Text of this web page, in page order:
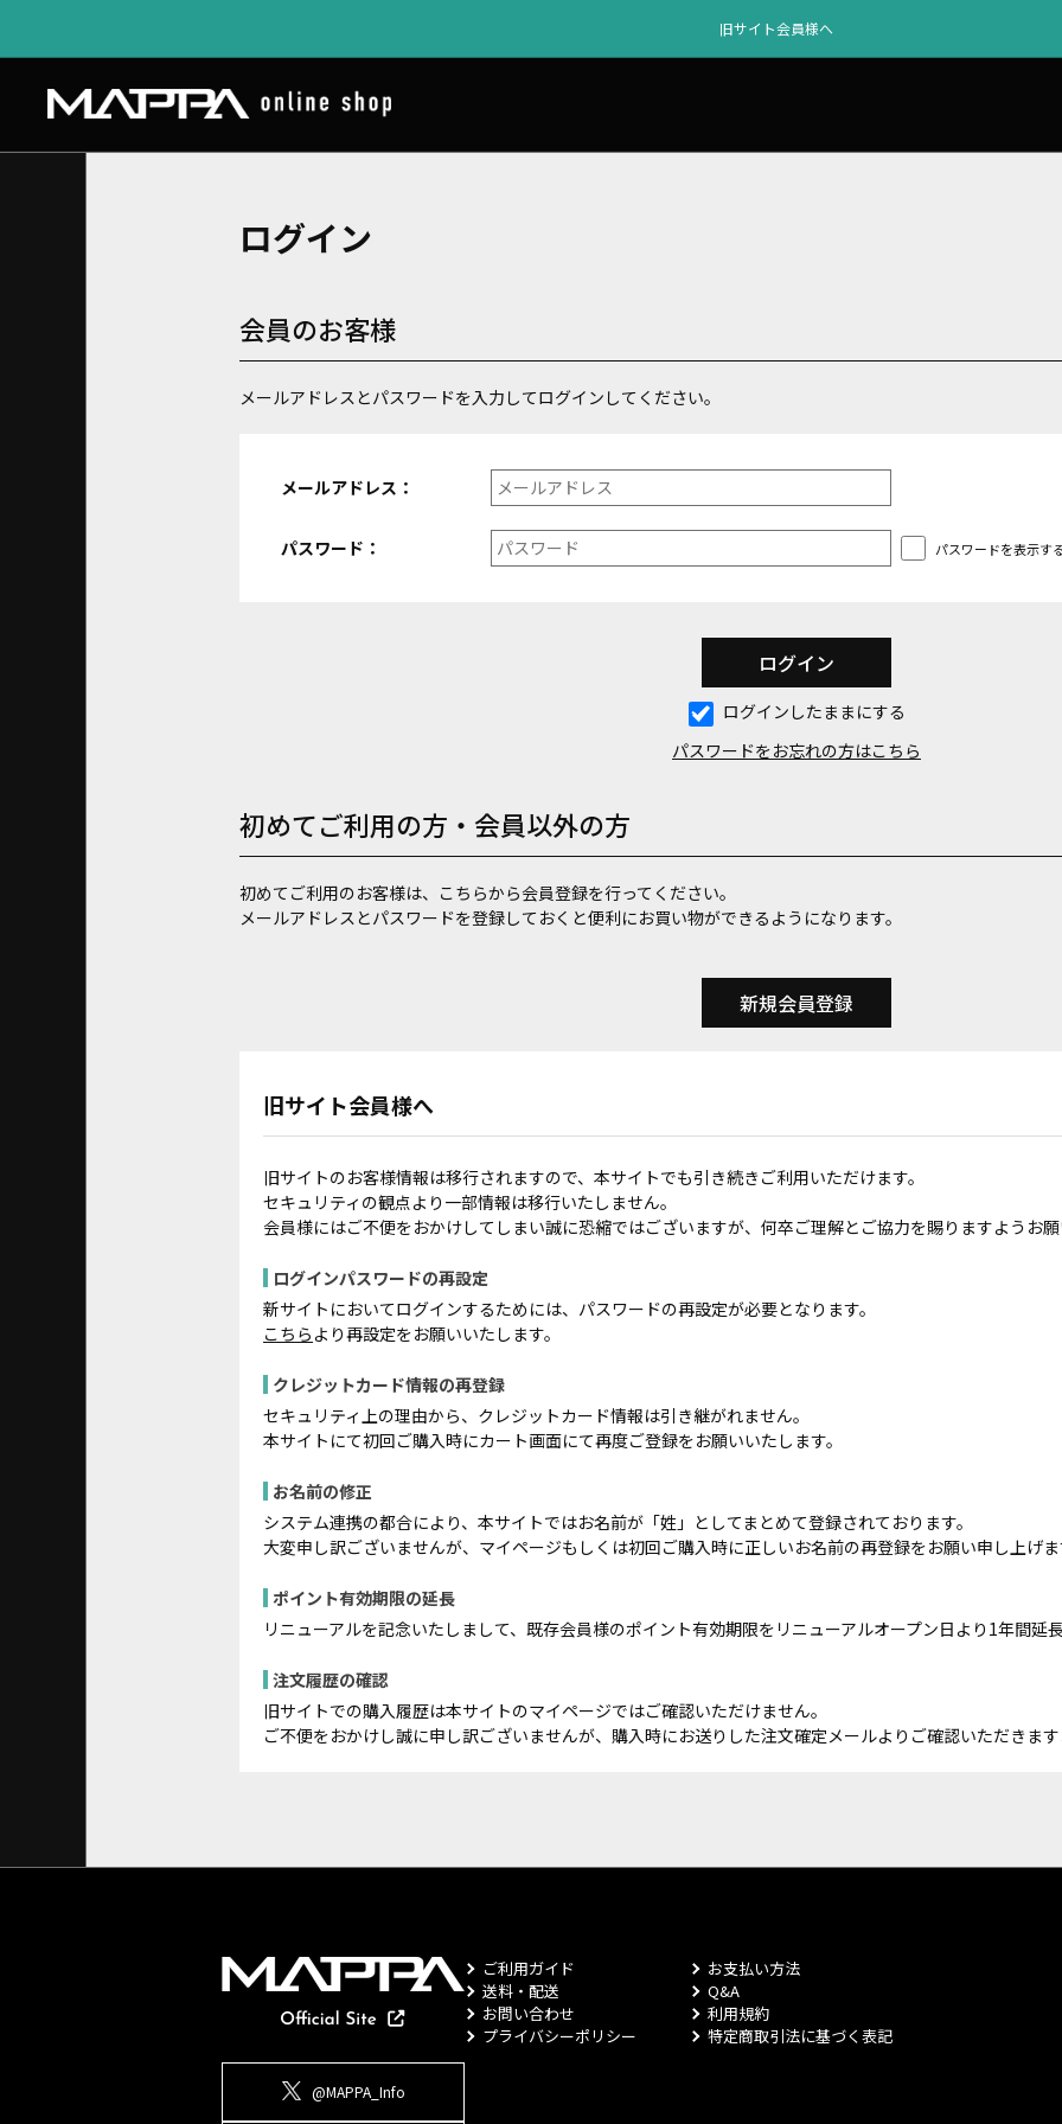
旧サイト会員様へ
ログイン
会員のお客様
メールアドレスとパスワードを入力してログインしてください。
メールアドレス：
パスワード： パスワードを表示す
ログインしたままにする
パスワードをお忘れの方はこちら
初めてご利用の方・会員以外の方
初めてご利用のお客様は、こちらから会員登録を行ってください。
メールアドレスとパスワードを登録しておくと便利にお買い物ができるようになります。
旧サイト会員様へ
旧サイトのお客様情報は移行されますので、本サイトでも引き続きご利用いただけます。
セキュリティの観点より一部情報は移行いたしません。
会員様にはご不便をおかけしてしまい誠に恐縮ではございますが、何卒ご理解とご協力を賜りますようお
ログインパスワードの再設定
新サイトにおいてログインするためには、パスワードの再設定が必要となります。
こちら より再設定をお願いいたします。
クレジットカード情報の再登録
セキュリティ上の理由から、クレジットカード情報は引き継がれません。
本サイトにて初回ご購入時にカート画面にて再度ご登録をお願いいたします。
お名前の修正
システム連携の都合により、本サイトではお名前が「姓」としてまとめて登録されております。
大変申し訳ございませんが、マイページもしくは初回ご購入時に正しいお名前の再登録をお願い申し上げ
ポイント有効期限の延長
リニューアルを記念いたしまして、既存会員様のポイント有効期限をリニューアルオープン日より1年間延
注文履歴の確認
旧サイトでの購入履歴は本サイトのマイページではご確認いただけません。
ご不便をおかけし誠に申し訳ございませんが、購入時にお送りした注文確定メールよりご確認いただきま
@MAPPA_Info
ご利用ガイド
お支払い方法
送料・配送
Q&A
お問い合わせ
利用規約
プライバシーポリシー
特定商取引法に基づく表記